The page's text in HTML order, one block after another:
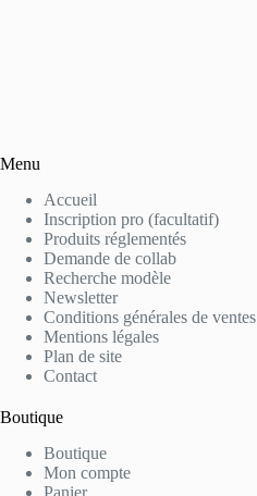
Menu
Accueil
Inscription pro (facultatif)
Produits réglementés
Demande de collab
Recherche modèle
Newsletter
Conditions générales de ventes
Mentions légales
Plan de site
Contact
Boutique
Boutique
Mon compte
Panier